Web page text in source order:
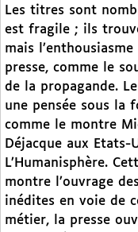
Les titres sont
est fragile ; ils
mais
presse, comme le
de la propagande.
une pensée sous
comme le montre
Déjacque aux
L’Humanisphère.
montre l’ouvrage
inédites en voie de
métier, la presse